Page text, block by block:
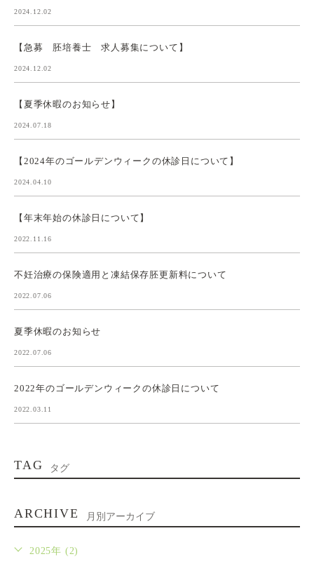
2024.12.02
【急募 胚培養士 求人募集について】
2024.12.02
【夏季休暇のお知らせ】
2024.07.18
【2024年のゴールデンウィークの休診日について】
2024.04.10
【年末年始の休診日について】
2022.11.16
不妊治療の保険適用と凍結保存胚更新料について
2022.07.06
夏季休暇のお知らせ
2022.07.06
2022年のゴールデンウィークの休診日について
2022.03.11
TAG タグ
ARCHIVE 月別アーカイブ
2025年 (2)